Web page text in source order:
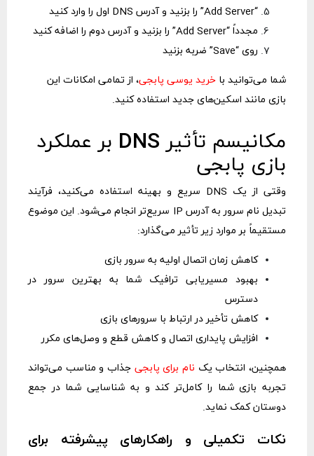
“Add Server” را بزنید و آدرس DNS اول را وارد کنید
مجدداً “Add Server” را بزنید و آدرس دوم را اضافه کنید
روی “Save” ضربه بزنید
شما می‌توانید با خرید یوسی پابجی، از تمامی امکانات این
بازی مانند اسکین‌های جدید استفاده کنید.
مکانیسم تأثیر DNS بر عملکرد
بازی پابجی
وقتی از یک DNS سریع و بهینه استفاده می‌کنید، فرآیند
تبدیل نام سرور به آدرس IP سریع‌تر انجام می‌شود. این
موضوع
مستقیماً بر موارد زیر تأثیر می‌گذارد:
کاهش زمان اتصال اولیه به سرور بازی
بهبود مسیریابی ترافیک شما به بهترین سرور در
دسترس
کاهش تأخیر در ارتباط با سرورهای بازی
افزایش پایداری اتصال و کاهش قطع و وصل‌های مکرر
همچنین، انتخاب یک نام برای پابجی جذاب و مناسب می‌تواند
تجربه بازی شما را کامل‌تر کند و به شناسایی شما در جمع
دوستان کمک نماید.
نکات تکمیلی و راهکارهای پیشرفته برای